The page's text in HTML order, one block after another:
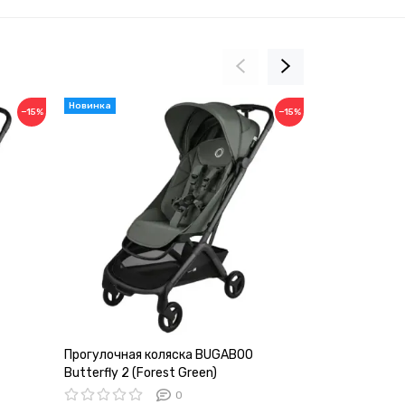
−15% −15%
Прогулочная коляска BUGABOO
Butterfly 2 (Forest Green)
0